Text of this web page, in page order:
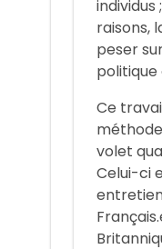
individus
raisons,
peser
politique
Ce
volet
Celui-ci